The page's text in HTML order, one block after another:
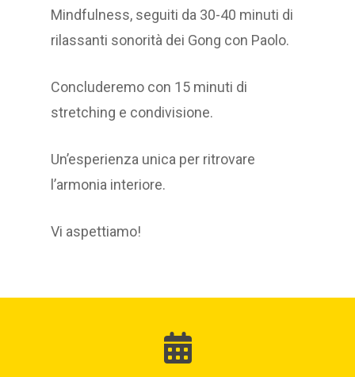
Mindfulness, seguiti da 30-40 minuti di
rilassanti sonorità dei Gong con Paolo.
Concluderemo con 15 minuti di
stretching e condivisione.
Un’esperienza unica per ritrovare
l’armonia interiore.
Vi aspettiamo!